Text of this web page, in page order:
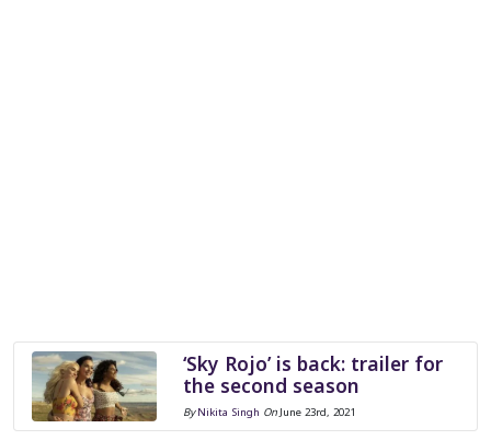
‘Sky Rojo’ is back: trailer for
the second season
ByNikita Singh On June 23rd, 2021